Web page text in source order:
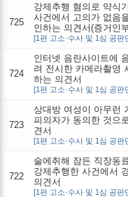
725
강제추행 혐의로 약식
사건에서 고의가 없음
인하는 의견서(증거인
[1편 고소·수사 및 1심 공
724
인터넷 음란사이트에
려 전시한 카메라촬영
하는 의견서
[1편 고소·수사 및 1심 공
723
상대방 여성이 아무런
피의자가 동의한 것으
견서
[1편 고소·수사 및 1심 공
722
술에취해 잠든 직장동
강제추행한 사건에서
의견서
[1편 고소·수사 및 1심 공